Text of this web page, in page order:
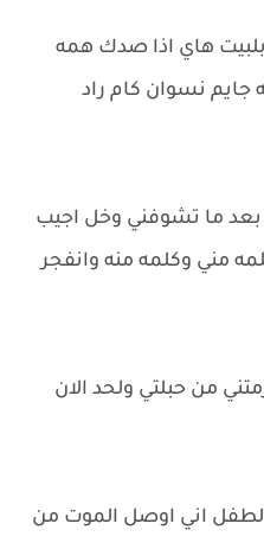
هاي اذا صدك همه
جايم نسوان كام راد
بعد ما تشوفني وخل اجيب
مني وكلمه منه وانفجر
من حبلتي ولحد الان
اني اوصل الموت من